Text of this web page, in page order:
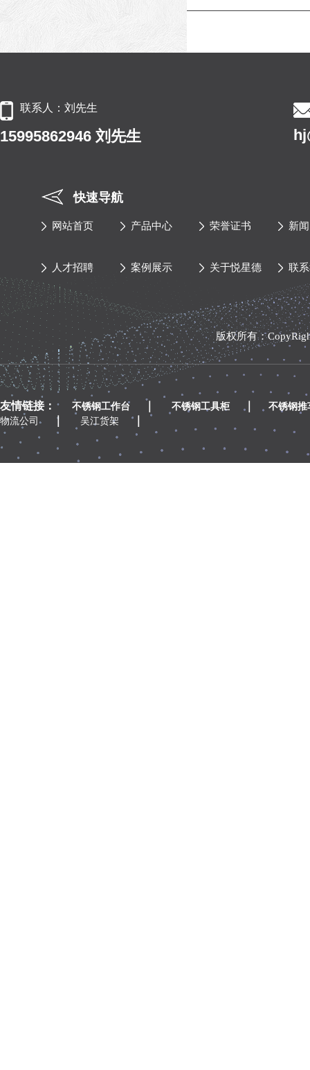
联系人：刘先生
15995862946 刘先生
快速导航
网站首页 产品中心 荣誉证书 新
人才招聘 案例展示 关于悦星德 联
版权所有：
友情链接： 不锈钢工作台 不锈钢工具柜 ｜
不锈钢推
物流公司
｜ 吴江货架 ｜